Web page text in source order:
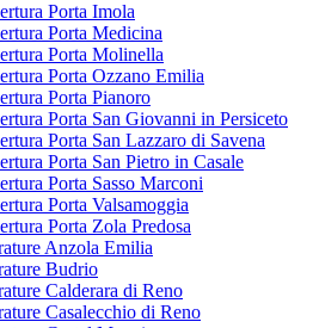
Porta Imola
Porta Medicina
Porta Molinella
Porta Ozzano Emilia
Porta Pianoro
Porta San Giovanni in Persiceto
Porta San Lazzaro di Savena
Porta San Pietro in Casale
Porta Sasso Marconi
Porta Valsamoggia
Porta Zola Predosa
Anzola Emilia
Budrio
Calderara di Reno
Casalecchio di Reno